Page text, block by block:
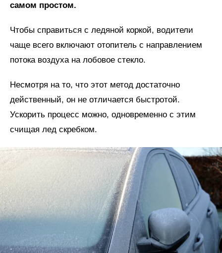
самом простом.
Чтобы справиться с ледяной коркой, водители
чаще всего включают отопитель с направлением
потока воздуха на лобовое стекло.
Несмотря на то, что этот метод достаточно
действенный, он не отличается быстротой.
Ускорить процесс можно, одновременно с этим
счищая лед скребком.